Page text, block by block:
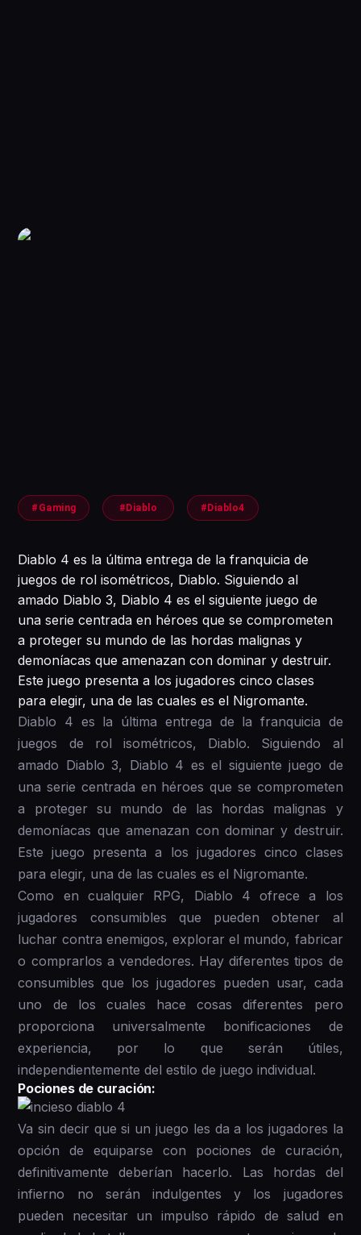
#Gaming #Diablo #Diablo4
Diablo 4 es la última entrega de la franquicia de
juegos de rol isométricos, Diablo. Siguiendo al
amado Diablo 3, Diablo 4 es el siguiente juego de
una serie centrada en héroes que se comprometen
a proteger su mundo de las hordas malignas y
demoníacas que amenazan con dominar y destruir.
Este juego presenta a los jugadores cinco clases
para elegir, una de las cuales es el Nigromante.
Diablo 4 es la última entrega de la franquicia de
juegos de rol isométricos, Diablo. Siguiendo al
amado Diablo 3, Diablo 4 es el siguiente juego de
una serie centrada en héroes que se comprometen
a proteger su mundo de las hordas malignas y
demoníacas que amenazan con dominar y destruir.
Este juego presenta a los jugadores cinco clases
para elegir, una de las cuales es el Nigromante.
Como en cualquier RPG, Diablo 4 ofrece a los
jugadores consumibles que pueden obtener al
luchar contra enemigos, explorar el mundo, fabricar
o comprarlos a vendedores. Hay diferentes tipos de
consumibles que los jugadores pueden usar, cada
uno de los cuales hace cosas diferentes pero
proporciona universalmente bonificaciones de
experiencia, por lo que serán útiles,
independientemente del estilo de juego individual.
Pociones de curación:
Va sin decir que si un juego les da a los jugadores la
opción de equiparse con pociones de curación,
definitivamente deberían hacerlo. Las hordas del
infierno no serán indulgentes y los jugadores
pueden necesitar un impulso rápido de salud en